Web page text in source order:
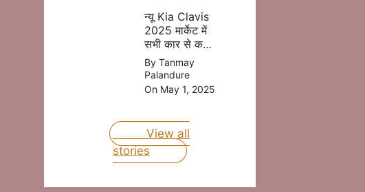
होंगी जल्द लॉन्च
जानिए प्राइस
न्यू Kia Clavis
2025 मार्केट में
सभी कार से कड़ा
मुकबला करने
वाली है, क्युकी यह
कार अपडेट
फीचर्स और दमदार
लॉन्च होने वाली है
|
By Tanmay
Palandure
On May 1, 2025
View all
stories